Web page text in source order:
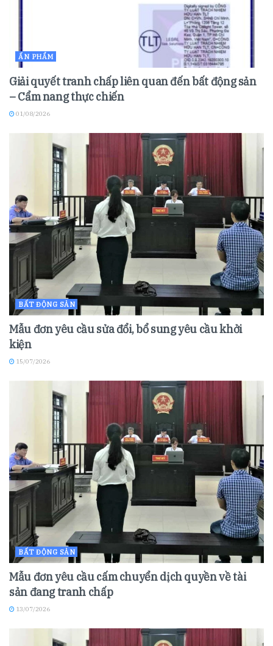
ẤN PHẨM
Giải quyết tranh chấp liên quan đến bất động sản
– Cẩm nang thực chiến
01/08/2026
BẤT ĐỘNG SẢN
Mẫu đơn yêu cầu sửa đổi, bổ sung yêu cầu khởi
kiện
15/07/2026
BẤT ĐỘNG SẢN
Mẫu đơn yêu cầu cấm chuyển dịch quyền về tài
sản đang tranh chấp
13/07/2026